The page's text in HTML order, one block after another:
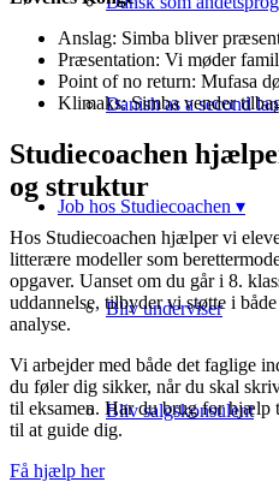
Danish as a second
Job hos Studiecoachen ▾
Bliv underviser
Bliv salgskonsulent
Anslag: Simba bliver
Præsentation: Vi møder
Point of no return: Mufasa
Klimaks: Simba vender
Studiecoachen
og struktur
Hos Studiecoachen hjælper vi
litterære modeller som
opgaver. Uanset om du går i 8.
uddannelse, tilbyder vi støtte i
analyse.
Vi arbejder med både det faglige
du føler dig sikker, når du skal
til eksamen. Har du brug for hjælp
til at guide dig.
Få hjælp her